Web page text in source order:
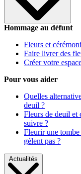
Hommage au défunt
Fleurs et
Faire livrer des
Créer votre
Pour vous aider
Quelles
deuil ?
Fleurs de deuil et
suivre ?
Fleurir une
gèlent pas ?
Actualités